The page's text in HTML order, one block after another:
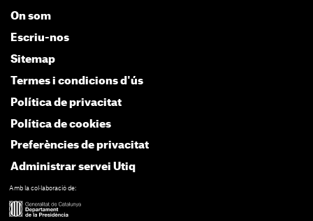
On som
Escriu-nos
Sitemap
Termes i condicions d'ús
Política de privacitat
Política de cookies
Preferències de privacitat
Administrar servei Utiq
Amb la col·laboració de: